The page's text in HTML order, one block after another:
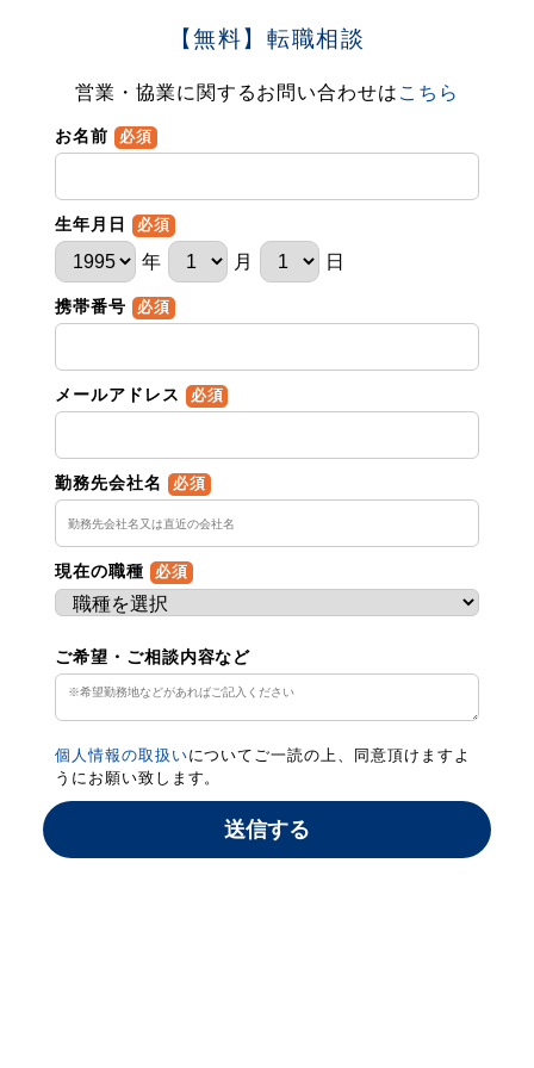
【無料】転職相談
営業・協業に関するお問い合わせは こちら
お名前 必須
生年月日 必須
年 月 日
携帯番号 必須
メールアドレス 必須
勤務先会社名 必須
現在の職種 必須
ご希望・ご相談内容など
個人情報の取扱いについてご一読の上、同意頂けますよ
うにお願い致します。